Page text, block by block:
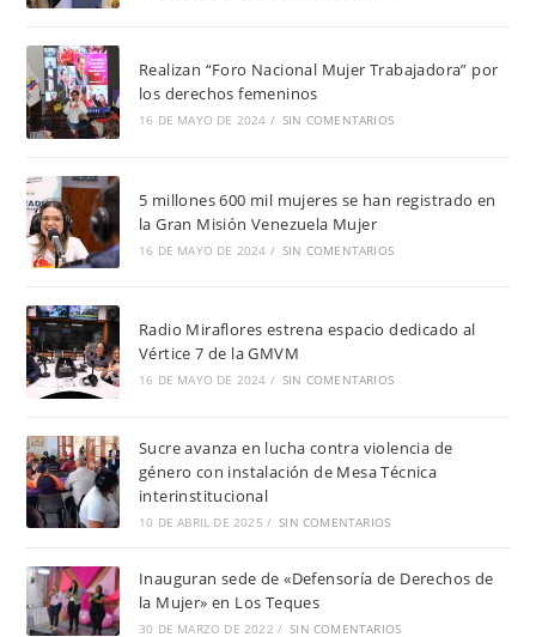
Realizan “Foro Nacional Mujer Trabajadora” por
los derechos femeninos
16 DE MAYO DE 2024 / SIN COMENTARIOS
5 millones 600 mil mujeres se han registrado en
la Gran Misión Venezuela Mujer
16 DE MAYO DE 2024 / SIN COMENTARIOS
Radio Miraflores estrena espacio dedicado al
Vértice 7 de la GMVM
16 DE MAYO DE 2024 / SIN COMENTARIOS
Sucre avanza en lucha contra violencia de
género con instalación de Mesa Técnica
interinstitucional
10 DE ABRIL DE 2025 / SIN COMENTARIOS
Inauguran sede de «Defensoría de Derechos de
la Mujer» en Los Teques
30 DE MARZO DE 2022 / SIN COMENTARIOS